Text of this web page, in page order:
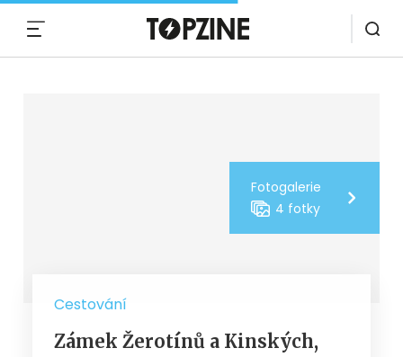
Fotogalerie
4 fotky
Cestování
Zámek Žerotínů a Kinských,